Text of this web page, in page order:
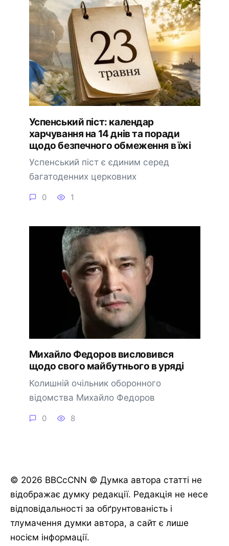
Успенський піст: календар
харчування на 14 днів та поради
щодо безпечного обмеження в їжі
Успенський піст є єдиним серед
багатоденних церковних
0 1
Михайло Федоров висловився
щодо свого майбутнього в уряді
Колишній очільник оборонного
відомства Михайло Федоров
0 8
© 2026 BBCcCNN © Думка автора статті не
відображає думку редакції. Редакція не несе
відповідальності за обґрунтованість і
тлумачення думки автора, а сайт є лише
носієм інформації.